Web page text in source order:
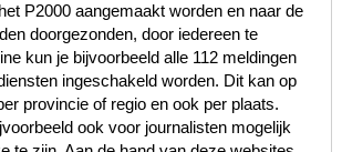
P2000 aangemaakt worden en naar de
doorgezonden, door iedereen te
kun je bijvoorbeeld alle 112 meldingen
ingeschakeld worden. Dit kan op
provincie of regio en ook per plaats.
ook voor journalisten mogelijk